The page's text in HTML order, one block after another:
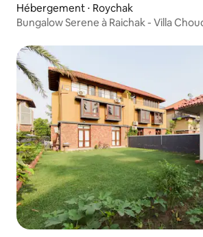
Hébergement ⋅ Roychak
Bungalow Serene à Raichak - Villa